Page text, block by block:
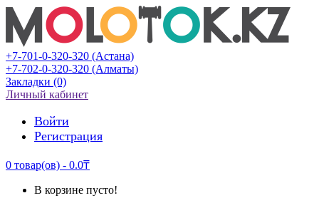
+7-701-0-320-320 (Астана)
+7-702-0-320-320 (Алматы)
Закладки (0)
Личный кабинет
Войти
Регистрация
0 товар(ов) - 0.0₸
В корзине пусто!